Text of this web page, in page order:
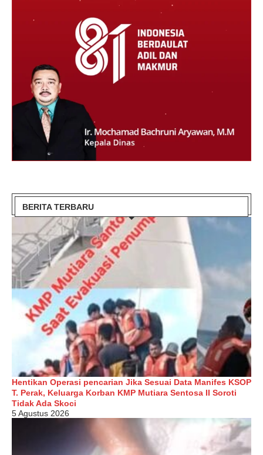
BERITA TERBARU
Hentikan Operasi pencarian Jika Sesuai Data Manifes KSOP
T. Perak, Keluarga Korban KMP Mutiara Sentosa II Soroti
Tidak Ada Skoci
5 Agustus 2026